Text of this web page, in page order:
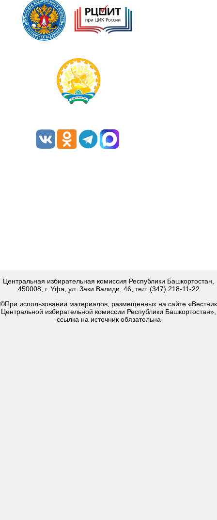
Центральная избирательная комиссия Республики Башкортостан,
450008, г. Уфа, ул. Заки Валиди, 46, тел. (347) 218-11-22
©При использовании материалов, размещенных на сайте «Вестник
Центральной избирательной комиссии Республики Башкортостан»,
ссылка на источник обязательна